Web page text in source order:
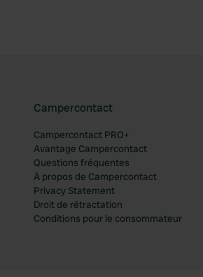
Campercontact
Campercontact PRO+
Avantage Campercontact
Questions fréquentes
À propos de Campercontact
Privacy Statement
Droit de rétractation
Conditions pour le consommateur